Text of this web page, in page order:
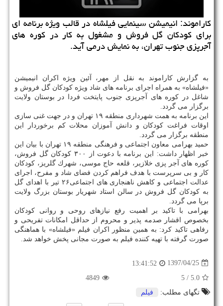
كاراموند: انیمیشن سینمایی فیلشاه در قالب ویژه برنامه ای
برای كودكان گل فروش و مشغول به كار در كوره های
آجرپزی جنوب تهران، به نمایش درمی آید.
به گزارش كاراموند به نقل از مهر، آئین ویژه اكران انیمیشن
«فیلشاه» به همراه اجرای برنامه های شاد ویژه كودكان گل فروش و
شاغل در كوره های آجرپزی جنوب پایتخت فردا در بوستان ولایت
برگزار می گردد.
این برنامه به همت شهرداری منطقه ۱۹ تهران و در جهت غنی سازی
اوقات فراغت كودكان و دانش آموزان محلات كم برخوردار این
منطقه برگزار می گردد.
حمید بهرامی معاون اجتماعی و فرهنگی منطقه ۱۹ تهران با بیان این
خبر اظهار داشت: این برنامه با دعوت از ۳۰۰ كودكان گل فروش،
كوره های آجر پزی خلازیر، قلعه حاج موسی، شهرك گلریز، كودكان
كار و بی سرپرست با هدف فراهم كردن فضای شاد و مفرح، اجرای
عدالت اجتماعی و كاهش ناهنجاری های اجتماعی۲۶ تیر با اهدای گل
به كودكان گل فروش در سالن استاد شهریار بوستان بزرگ ولایت
برپا می گردد.
بهرامی با تاكید بر اهمیت رفع نیازهای روحی و روانی كودكان
بخصوص اقشار صدمه پذیر و محروم از حداقل امكانات تفریحی و
رفاهی تاكید كرد: به همین منظور اكران فیلم «فیلشاه» با هماهنگی
صورت گرفته با تهیه كننده فیلم به صورت مجانی پخش خواهد شد.
1397/04/25
13:41:52
5.0
/ 5
4849
تگهای مطلب:
فیلم